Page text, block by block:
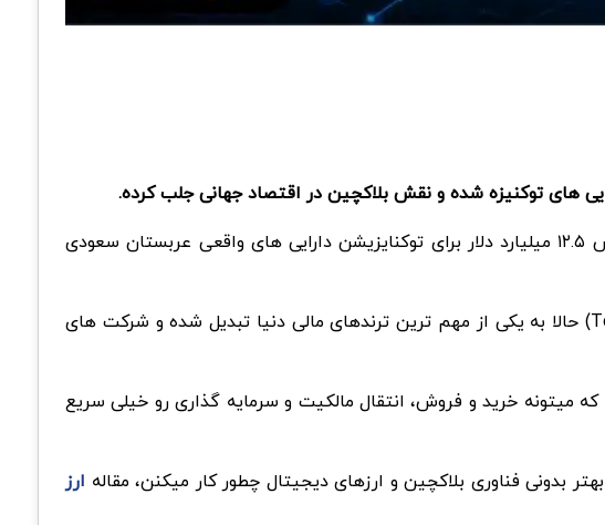
گزارش ها نشون میدن رئیس شرکت دراپ آر دبلیو ای (droppRWA) موفق شده مجوزها و قراردادهایی به ارزش ۱۲.۵ میلیارد دلار برای توکنایزیشن دارایی های واقعی عربستان سعودی
این خبر خیلی سریع توجه بازار کریپتو و فعال های حوزه بلاکچین رو جلب کرده، چون توکنایزیشن (Tokenization) حالا به یکی از مهم ترین ترندهای مالی دنیا تبدیل شده و شرکت های
میتونه خرید و فروش، انتقال مالکیت و سرمایه گذاری رو خیلی سریع
بدونی فناوری بلاکچین و ارزهای دیجیتال چطور کار میکنن، مقاله ارز